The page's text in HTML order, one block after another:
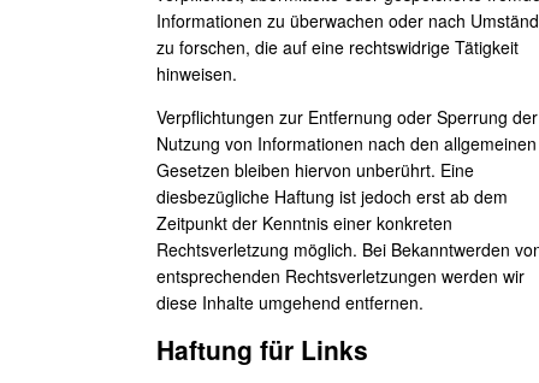
Informationen zu überwachen oder nach
zu forschen, die auf eine rechtswidrige Tätigkeit
hinweisen.
Verpflichtungen zur Entfernung oder Sperrung der
Nutzung von Informationen nach den allgemeinen
Gesetzen bleiben hiervon unberührt. Eine
diesbezügliche Haftung ist jedoch erst ab dem
Zeitpunkt der Kenntnis einer konkreten
Rechtsverletzung möglich. Bei Bekanntwerden
entsprechenden Rechtsverletzungen werden wir
diese Inhalte umgehend entfernen.
Haftung für Links